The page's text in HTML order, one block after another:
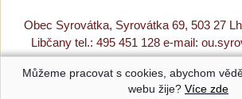
Obec Syrovátka, Syrovátka 69, 503 27
Libčany tel.: 495 451 128 e-mail:
Prohlášení o přístupnosti|Původní web|
Můžeme pracovat s cookies, abychom
webu žije? Více zde